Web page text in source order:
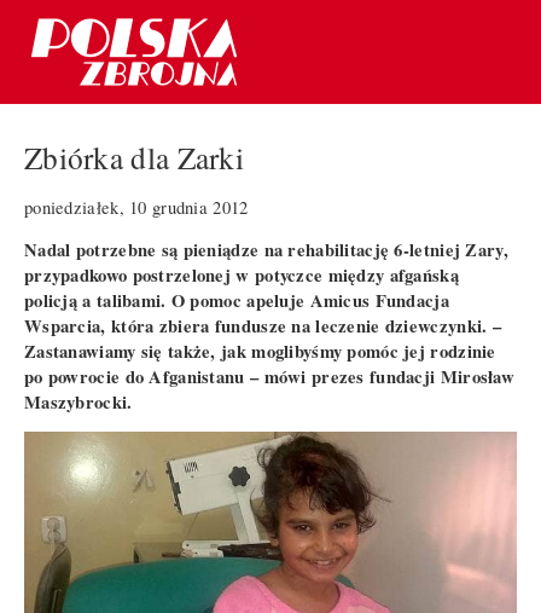
Zbiórka dla Zarki
poniedziałek, 10 grudnia 2012
Nadal potrzebne są pieniądze na rehabilitację 6-letniej Zary,
przypadkowo postrzelonej w potyczce między afgańską
policją a talibami. O pomoc apeluje Amicus Fundacja
Wsparcia, która zbiera fundusze na leczenie dziewczynki. –
Zastanawiamy się także, jak moglibyśmy pomóc jej rodzinie
po powrocie do Afganistanu – mówi prezes fundacji Mirosław
Maszybrocki.